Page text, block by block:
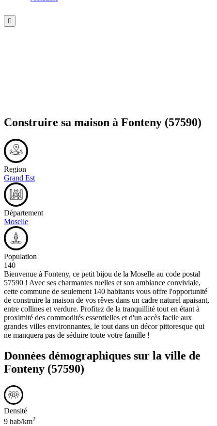
Construire sa maison à Fonteny (57590)
Region
Grand Est
Département
Moselle
Population
140
Bienvenue à Fonteny, ce petit bijou de la Moselle au code postal
57590 ! Avec ses charmantes ruelles et son ambiance conviviale,
cette commune de seulement 140 habitants vous offre l'opportunité
de construire la maison de vos rêves dans un cadre naturel apaisant,
entre collines et verdure. Profitez de la tranquillité tout en étant à
proximité des commodités essentielles et d'un accès facile aux
grandes villes environnantes, le tout dans un décor pittoresque qui
ne manquera pas de séduire toute votre famille !
Données démographiques sur la ville de
Fonteny (57590)
Densité
9 hab/km2